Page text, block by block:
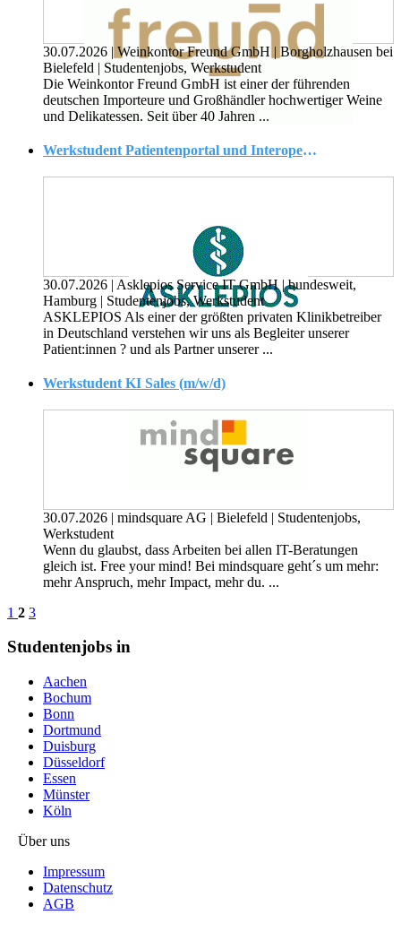
30.07.2026 | Weinkontor Freund GmbH | Borgholzhausen bei
Bielefeld | Studentenjobs, Werkstudent
Die Weinkontor Freund GmbH ist einer der führenden
deutschen Importeure und Großhändler hochwertiger Weine
und Delikatessen. Seit über 40 Jahren ...
Werkstudent Patientenportal und Interoperabilitätsplattform (w/m/d)
30.07.2026 | Asklepios Service IT GmbH | bundesweit,
Hamburg | Studentenjobs, Werkstudent
ASKLEPIOS Als einer der größten privaten Klinikbetreiber
in Deutschland verstehen wir uns als Begleiter unserer
Patient:innen ? und als Partner unserer ...
Werkstudent KI Sales (m/w/d)
30.07.2026 | mindsquare AG | Bielefeld | Studentenjobs,
Werkstudent
Wenn du glaubst, dass Arbeiten bei allen IT-Beratungen
gleich ist. Free your mind! Bei mindsquare geht´s um mehr:
mehr Anspruch, mehr Impact, mehr du. ...
1 2 3
Studentenjobs in
Aachen
Bochum
Bonn
Dortmund
Duisburg
Düsseldorf
Essen
Münster
Köln
Über uns
Impressum
Datenschutz
AGB